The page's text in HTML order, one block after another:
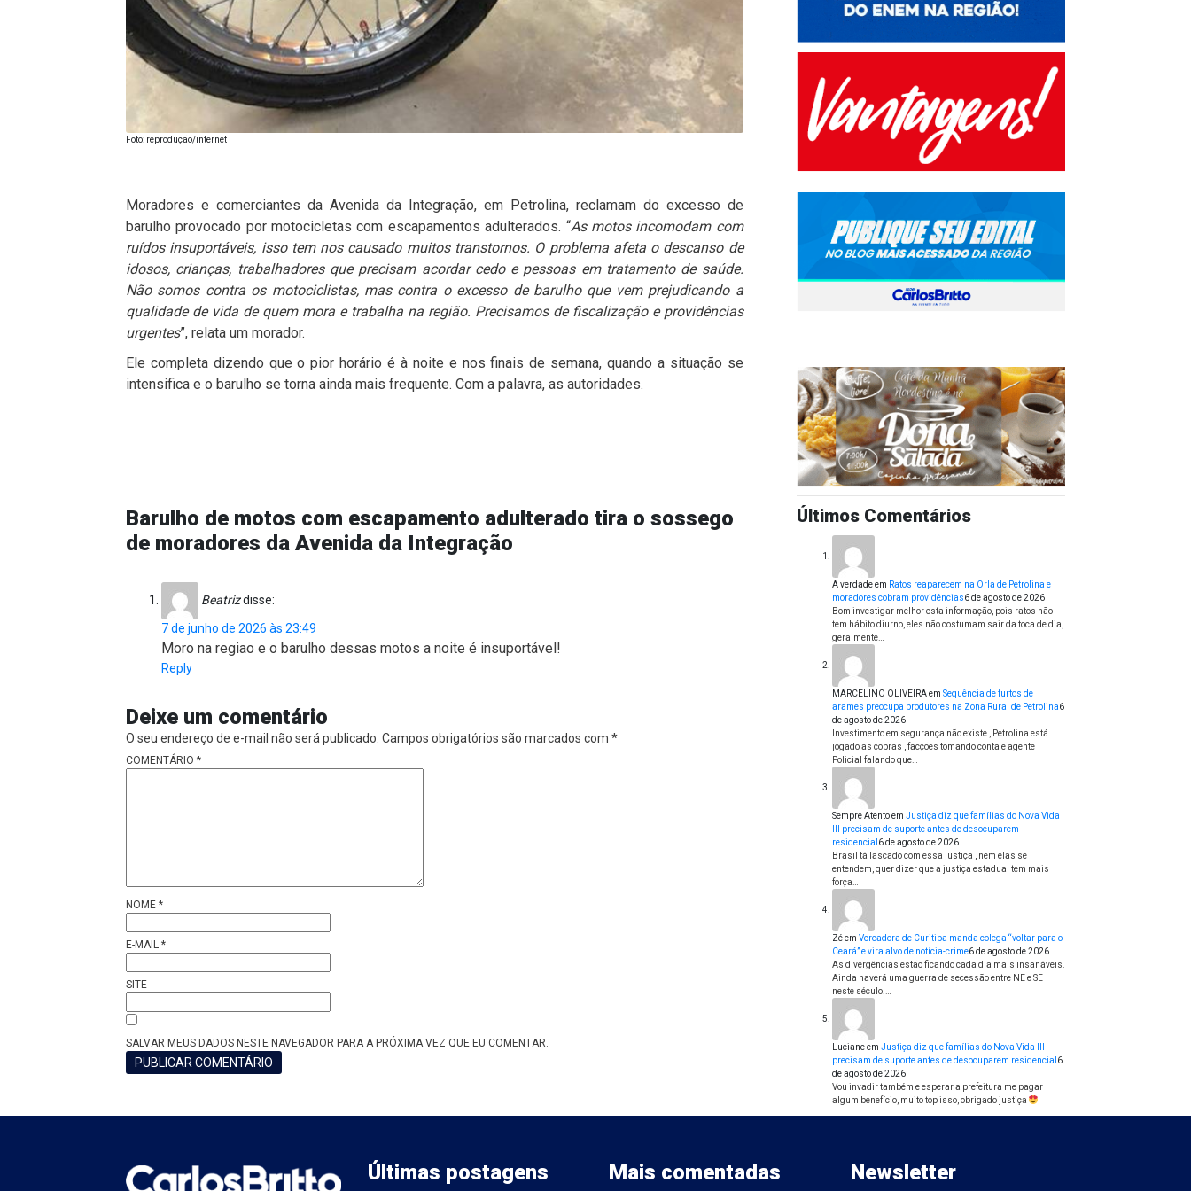
Foto: reprodução/internet
Moradores e comerciantes da Avenida da Integração, em Petrolina, reclamam do excesso de
barulho provocado por motocicletas com escapamentos adulterados. “As motos incomodam com
ruídos insuportáveis, isso tem nos causado muitos transtornos. O problema afeta o descanso de
idosos, crianças, trabalhadores que precisam acordar cedo e pessoas em tratamento de saúde.
Não somos contra os motociclistas, mas contra o excesso de barulho que vem prejudicando a
qualidade de vida de quem mora e trabalha na região. Precisamos de fiscalização e providências
urgentes”, relata um morador.
Ele completa dizendo que o pior horário é à noite e nos finais de semana, quando a situação se
intensifica e o barulho se torna ainda mais frequente. Com a palavra, as autoridades.
Barulho de motos com escapamento adulterado tira o sossego
de moradores da Avenida da Integração
Beatrizdisse:
7 de junho de 2026 às 23:49
Moro na regiao e o barulho dessas motos a noite é insuportável!
Reply
Deixe um comentário
O seu endereço de e-mail não será publicado. Campos obrigatórios são marcados com *
COMENTÁRIO *
NOME *
E-MAIL *
SITE
SALVAR MEUS DADOS NESTE NAVEGADOR PARA A PRÓXIMA VEZ QUE EU COMENTAR.
Últimos Comentários
A verdadeem Ratos reaparecem na Orla de Petrolina e
moradores cobram providências6 de agosto de 2026
Bom investigar melhor esta informação, pois ratos não
tem hábito diurno, eles não costumam sair da toca de dia,
geralmente…
MARCELINO OLIVEIRAem Sequência de furtos de
arames preocupa produtores na Zona Rural de Petrolina6
de agosto de 2026
Investimento em segurança não existe , Petrolina está
jogado as cobras , facções tomando conta e agente
Policial falando que…
Sempre Atentoem Justiça diz que famílias do Nova Vida
III precisam de suporte antes de desocuparem
residencial 6 de agosto de 2026
Brasil tá lascado com essa justiça , nem elas se
entendem, quer dizer que a justiça estadual tem mais
força…
Zéem Vereadora de Curitiba manda colega “voltar para o
Ceará” e vira alvo de notícia-crime6 de agosto de 2026
As divergências estão ficando cada dia mais insanáveis.
Ainda haverá uma guerra de secessão entre NE e SE
neste século.…
Lucianeem Justiça diz que famílias do Nova Vida III
precisam de suporte antes de desocuparem residencial 6
de agosto de 2026
Vou invadir também e esperar a prefeitura me pagar
algum benefício, muito top isso, obrigado justiça
Últimas postagens Mais comentadas Newsletter